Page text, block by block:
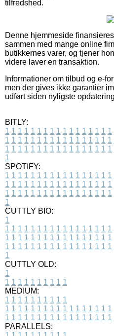
tilfredshed.
Denne hjemmeside
sammen med mange online
butikkernes varer, og tjener
videre laver en transaktion.
Informationer om tilbud og e-
men der gives ikke garantier
udført siden nyligste
BITLY:
1 1 1 1 1 1 1 1 1 1 1 1 1 1 1 1 1
1 1 1 1 1 1 1 1 1 1 1 1 1 1 1 1 1
1 1 1 1 1 1 1 1 1 1 1 1 1 1 1 1 1
1
SPOTIFY:
1 1 1 1 1 1 1 1 1 1 1 1 1 1 1 1 1
1 1 1 1 1 1 1 1 1 1 1 1 1 1 1 1 1
1 1 1 1 1 1 1 1 1 1 1 1 1 1 1 1 1
1
CUTTLY BIO:
1
1 1 1 1 1 1 1 1 1 1 1 1 1 1 1 1 1
1 1 1 1 1 1 1 1 1 1 1 1 1 1 1 1 1
1 1 1 1 1 1 1 1 1 1 1 1 1 1 1 1 1
1
CUTTLY OLD:
1
1 1 1 1 1 1 1 1 1 1
MEDIUM:
1 1 1 1 1 1 1 1 1 1
1 1 1 1 1 1 1 1 1 1 1 1 1 1 1 1 1
1 1 1 1 1 1 1 1 1 1 1 1 1 1 1 1 1
PARALLELS: